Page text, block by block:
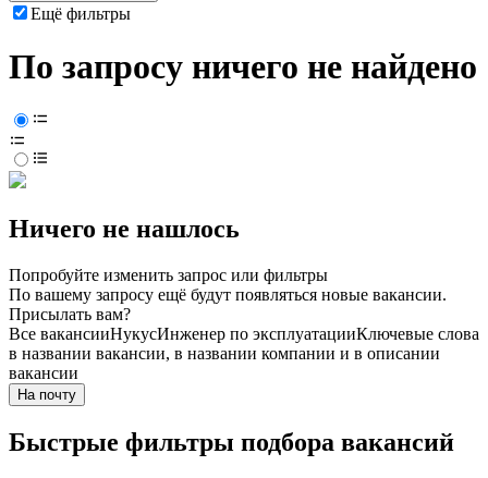
Ещё фильтры
По запросу ничего не найдено
Ничего не нашлось
Попробуйте изменить запрос или фильтры
По вашему запросу ещё будут появляться новые вакансии.
Присылать вам?
Все вакансииНукусИнженер по эксплуатацииКлючевые слова
в названии вакансии, в названии компании и в описании
вакансии
На почту
Быстрые фильтры подбора вакансий